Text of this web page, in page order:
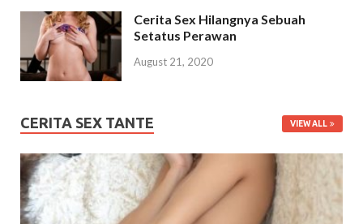
Cerita Sex Hilangnya Sebuah
Setatus Perawan
August 21, 2020
CERITA SEX TANTE VIEW ALL